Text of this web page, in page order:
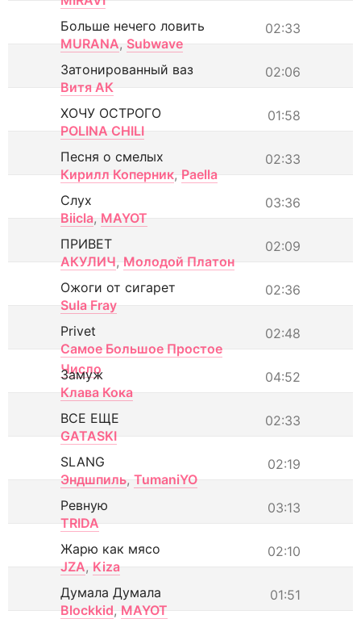
02:33
Больше нечего ловить
MURANA, Subwave
02:06
Затонированный ваз
Витя АК
01:58
ХОЧУ ОСТРОГО
POLINA CHILI
02:33
Песня о смелых
Кирилл Коперник, Paella
03:36
Слух
Biicla, MAYOT
02:09
ПРИВЕТ
АКУЛИЧ, Молодой Платон
02:36
Ожоги от сигарет
Sula Fray
02:48
Privet
Самое Большое Простое
Число
04:52
Замуж
Клава Кока
02:33
ВСЕ ЕЩЕ
GATASKI
02:19
SLANG
Эндшпиль, TumaniYO
03:13
Ревную
TRIDA
02:10
Жарю как мясо
JZA, Kiza
01:51
Думала Думала
Blockkid, MAYOT